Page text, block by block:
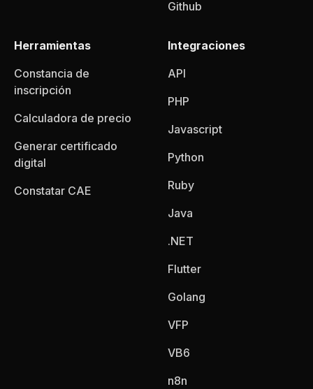
Github
Herramientas
Constancia de
inscripción
Calculadora de precio
Generar certificado
digital
Constatar CAE
Integraciones
API
PHP
Javascript
Python
Ruby
Java
.NET
Flutter
Golang
VFP
VB6
n8n